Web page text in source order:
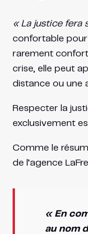
« La justice fera
confortable pour
rarement
crise, elle peut
distance ou une
Respecter la
exclusivement
Comme le
de l’agence
« En
au nom